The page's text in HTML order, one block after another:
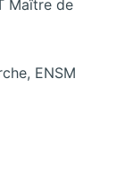
Maître de
ENSM